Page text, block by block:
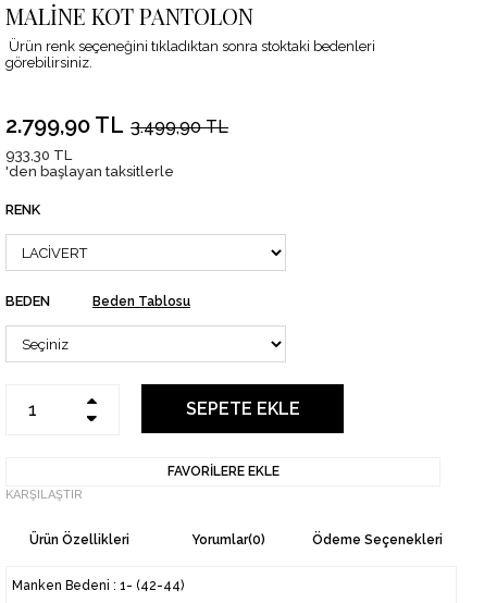
MALİNE KOT PANTOLON
Ürün renk seçeneğini tıkladıktan sonra stoktaki bedenleri
görebilirsiniz.
3.499,90 TL
2.799,90 TL
933,30 TL
'den başlayan taksitlerle
RENK
BEDEN Beden Tablosu
FAVORILERE EKLE
KARŞILAŞTIR
Ürün Özellikleri Yorumlar(0) Ödeme Seçenekleri
Manken Bedeni : 1- (42-44)